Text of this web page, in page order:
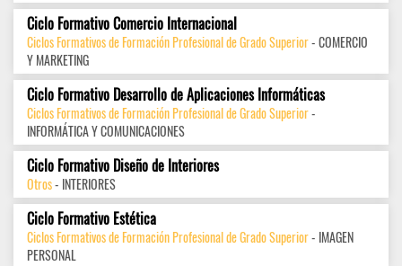
Ciclo Formativo Comercio Internacional
Ciclos Formativos de Formación Profesional de Grado Superior- COMERCIO
Y MARKETING
Ciclo Formativo Desarrollo de Aplicaciones Informáticas
Ciclos Formativos de Formación Profesional de Grado Superior-
INFORMÁTICA Y COMUNICACIONES
Ciclo Formativo Diseño de Interiores
Otros- INTERIORES
Ciclo Formativo Estética
Ciclos Formativos de Formación Profesional de Grado Superior- IMAGEN
PERSONAL